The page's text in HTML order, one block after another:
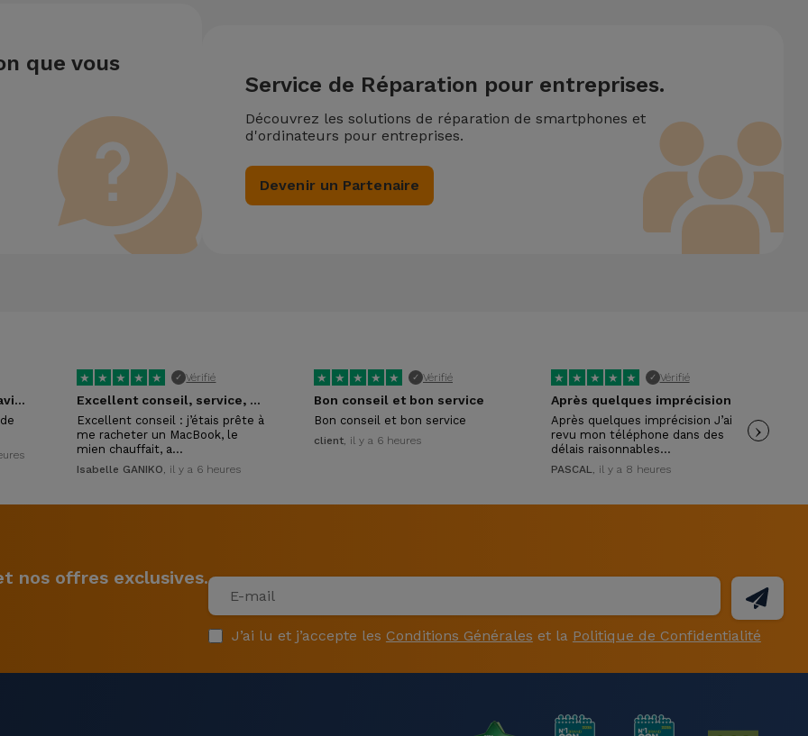
que vous
Service de Réparation pour entreprises.
Découvrez les solutions de réparation de smartphones et
d'ordinateurs pour entreprises.
Devenir un Partenaire
Tres pro et tres sympa ravi de leur…
★ ★ ★ ★ ★ ✓ Vérifié
Excellent conseil, service, rapide, accueil sympa
Excellent conseil : j’étais prête à
me racheter un MacBook, le
mien chauffait, a…
Isabelle GANIKO, il y a 6 heures
★ ★ ★ ★ ★ ✓ Vérifié
Bon conseil et bon service
Bon conseil et bon service
client, il y a 6 heures
★ ★ ★ ★ ★ ✓ Vérifié
Après quelques imprécision
Après quelques imprécision J’ai
revu mon téléphone dans des
délais raisonnables…
PASCAL, il y a 8 heures
›
nos offres exclusives.
J’ai lu et j’accepte les Conditions Générales et la Politique de Confidentialité